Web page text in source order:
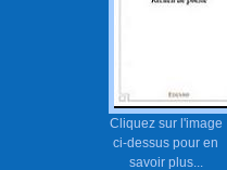
Cliquez sur l'image
ci-dessus pour en
savoir plus...